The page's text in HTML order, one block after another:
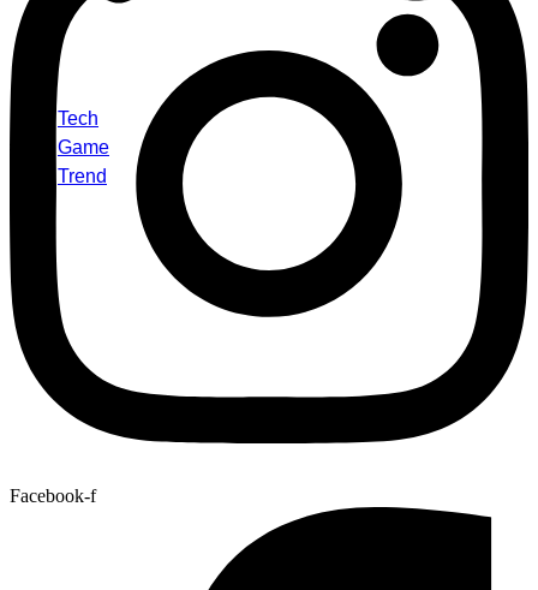
Tech
Game
Trend
Facebook-f